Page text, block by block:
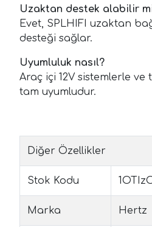
Uzaktan destek alabilir
Evet, SPLHIFI uzaktan
desteği sağlar.
Uyumluluk nasıl?
Araç içi 12V sistemlerle ve
tam uyumludur.
Diğer Özellikler
Stok Kodu
Marka Hertz